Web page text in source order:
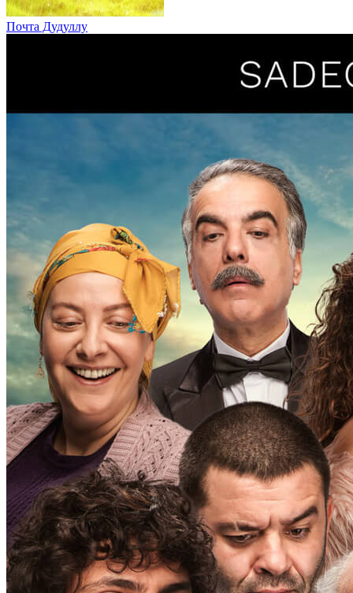
Почта Дудуллу